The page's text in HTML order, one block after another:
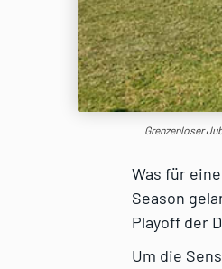
Grenzenloser
Was für
Season
Playoff der
Um die